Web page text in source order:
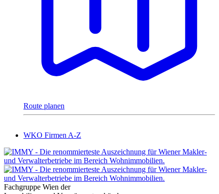
Route planen
WKO Firmen A-Z
Fachgruppe Wien der